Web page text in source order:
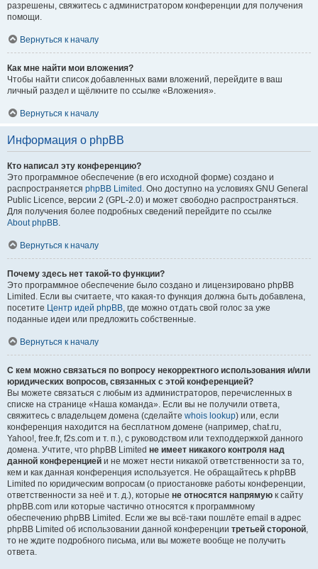
разрешены, свяжитесь с администратором конференции для получения
помощи.
Вернуться к началу
Как мне найти мои вложения?
Чтобы найти список добавленных вами вложений, перейдите в ваш
личный раздел и щёлкните по ссылке «Вложения».
Вернуться к началу
Информация о phpBB
Кто написал эту конференцию?
Это программное обеспечение (в его исходной форме) создано и
распространяется phpBB Limited . Оно доступно на условиях GNU General
Public Licence, версии 2 (GPL-2.0) и может свободно распространяться.
Для получения более подробных сведений перейдите по ссылке
About phpBB.
Вернуться к началу
Почему здесь нет такой-то функции?
Это программное обеспечение было создано и лицензировано phpBB
Limited. Если вы считаете, что какая-то функция должна быть добавлена,
посетите Центр идей phpBB, где можно отдать свой голос за уже
поданные идеи или предложить собственные.
Вернуться к началу
С кем можно связаться по вопросу некорректного использования и/или
юридических вопросов, связанных с этой конференцией?
Вы можете связаться с любым из администраторов, перечисленных в
списке на странице «Наша команда». Если вы не получили ответа,
свяжитесь с владельцем домена (сделайте whois lookup) или, если
конференция находится на бесплатном домене (например, chat.ru,
Yahoo!, free.fr, f2s.com и т. п.), с руководством или техподдержкой данного
домена. Учтите, что phpBB Limited не имеет никакого контроля над
данной конференцией и не может нести никакой ответственности за то,
кем и как данная конференция используется. Не обращайтесь к phpBB
Limited по юридическим вопросам (о приостановке работы конференции,
ответственности за неё и т. д.), которые не относятся напрямую к сайту
phpBB.com или которые частично относятся к программному
обеспечению phpBB Limited. Если же вы всё-таки пошлёте email в адрес
phpBB Limited об использовании данной конференции третьей стороной,
то не ждите подробного письма, или вы можете вообще не получить
ответа.